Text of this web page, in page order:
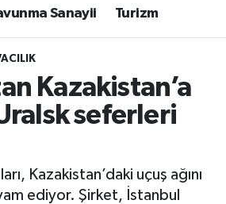
Sanayii Turizm
Kazakistan’a
seferleri
Kazakistan’daki uçuş ağını
ediyor. Şirket, İstanbul